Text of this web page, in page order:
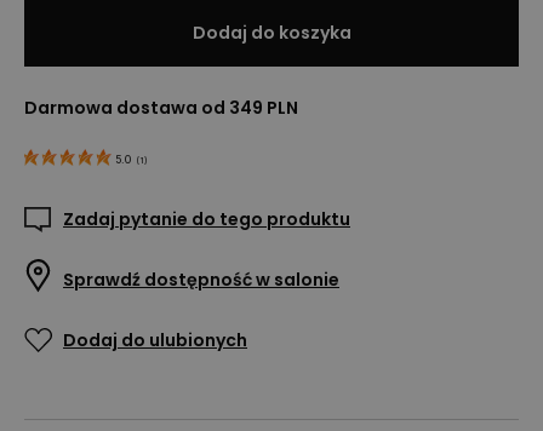
Dodaj do koszyka
Darmowa dostawa od 349 PLN
5.0 (1)
Zadaj pytanie do tego produktu
Sprawdź dostępność w salonie
Dodaj do ulubionych